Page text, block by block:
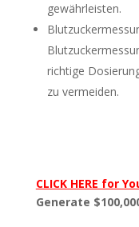
gewährleisten.
richtige
zu vermeiden.
CLICK HERE for
Generate